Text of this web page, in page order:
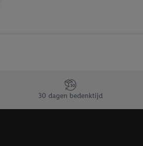
30 dagen bedenktijd